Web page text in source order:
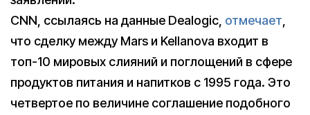
CNN, ссылаясь на данные Dealogic, отмечает
что сделку между Mars и Kellanova входит в
топ-10 мировых слияний и поглощений в сфере
продуктов питания и напитков с 1995 года. Это
четвертое по величине соглашение подобного